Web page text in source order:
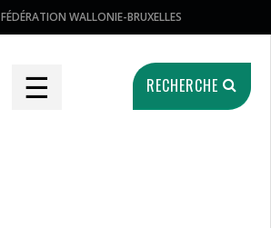
FÉDÉRATION WALLONIE-BRUXELLES
☰ RECHERCHE